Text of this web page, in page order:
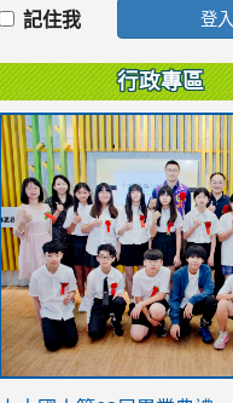
記住我 登入
行政專區
link